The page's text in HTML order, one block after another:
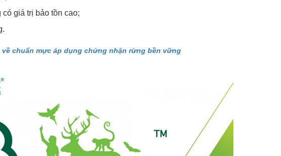
giá trị bảo tồn cao;
về chuẩn mực áp dụng chứng nhận rừng bền vững